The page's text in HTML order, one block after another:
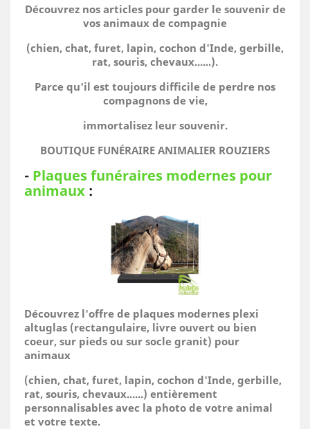
Découvrez nos articles pour garder le souvenir de
vos animaux de compagnie
(chien, chat, furet, lapin, cochon d'Inde, gerbille,
rat, souris, chevaux......).
Parce qu'il est toujours difficile de perdre nos
compagnons de vie,
immortalisez leur souvenir.
BOUTIQUE FUNÉRAIRE ANIMALIER ROUZIERS
- Plaques funéraires modernes pour
animaux :
Découvrez l'offre de plaques modernes plexi
altuglas (rectangulaire, livre ouvert ou bien
coeur, sur pieds ou sur socle granit) pour
animaux
(chien, chat, furet, lapin, cochon d'Inde, gerbille,
rat, souris, chevaux......) entièrement
personnalisables avec la photo de votre animal
et votre texte.